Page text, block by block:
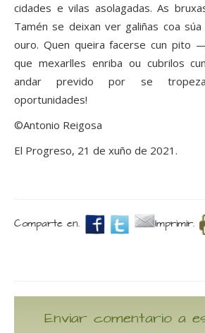
cidades e vilas asolagadas. As
Tamén se deixan ver galiñas coa
ouro. Quen queira facerse cun pito
que mexarlles enriba ou cubrilos
andar prevido por se
oportunidades!
©Antonio Reigosa
El Progreso, 21 de xuño de 2021.
Comparte en. Imprimir.
Enviar comentario a